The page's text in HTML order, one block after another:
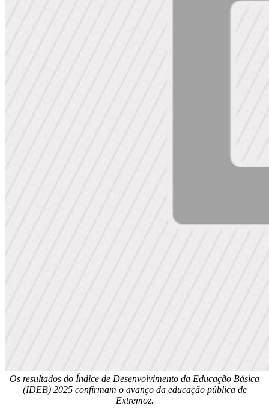
Os resultados do Índice de Desenvolvimento da Educação Básica
(IDEB) 2025 confirmam o avanço da educação pública de
Extremoz.